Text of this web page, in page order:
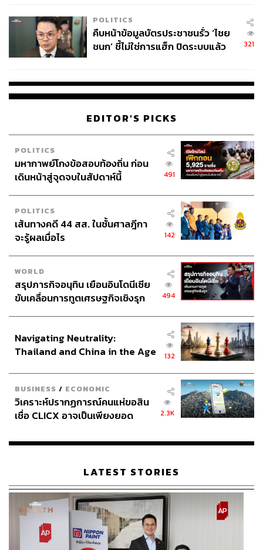
POLITICS
คืบหน้าข้อมูลบัตรประชาชนรั่ว ‘ไชย
ชนก’ ชี้ไม่ใช่การแฮ็ก ปิดระบบแล้ว
321
EDITOR'S PICKS
POLITICS
มหากาพย์โกงข้อสอบท้องถิ่น ก่อน
เดินหน้าสู่จุดจบในสัปดาห์นี้
491
POLITICS
เส้นทางคดี 44 สส. ในชั้นศาลฎีกา
จะรู้ผลเมื่อไร
142
WORLD
สรุปภารกิจอนุทิน เยือนอินโดนีเซีย
ขับเคลื่อนการทูตเศรษฐกิจเชิงรุก
494
Navigating Neutrality:
Thailand and China in the Age
132
BUSINESS / ECONOMIC
วิเคราะห์ปรากฏการณ์คนแห่ขอสิน
เชื่อ CLICX อาจเป็นเพียงยอด
เรือนไทยที่ถูกซุกไว้
2.3K
LATEST STORIES